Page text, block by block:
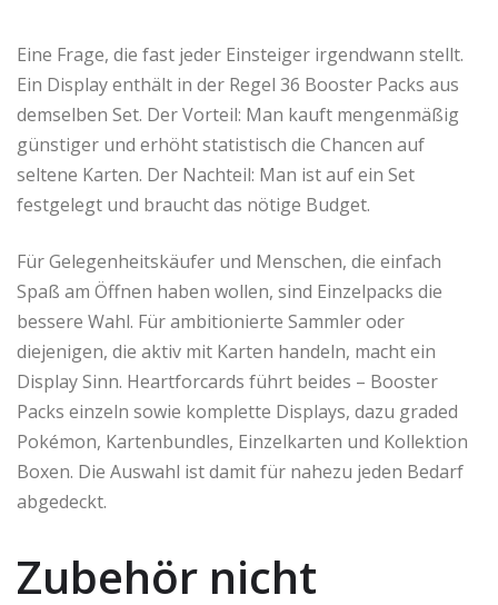
Eine Frage, die fast jeder Einsteiger irgendwann stellt.
Ein Display enthält in der Regel 36 Booster Packs aus
demselben Set. Der Vorteil: Man kauft mengenmäßig
günstiger und erhöht statistisch die Chancen auf
seltene Karten. Der Nachteil: Man ist auf ein Set
festgelegt und braucht das nötige Budget.
Für Gelegenheitskäufer und Menschen, die einfach
Spaß am Öffnen haben wollen, sind Einzelpacks die
bessere Wahl. Für ambitionierte Sammler oder
diejenigen, die aktiv mit Karten handeln, macht ein
Display Sinn. Heartforcards führt beides – Booster
Packs einzeln sowie komplette Displays, dazu graded
Pokémon, Kartenbundles, Einzelkarten und Kollektion
Boxen. Die Auswahl ist damit für nahezu jeden Bedarf
abgedeckt.
Zubehör nicht